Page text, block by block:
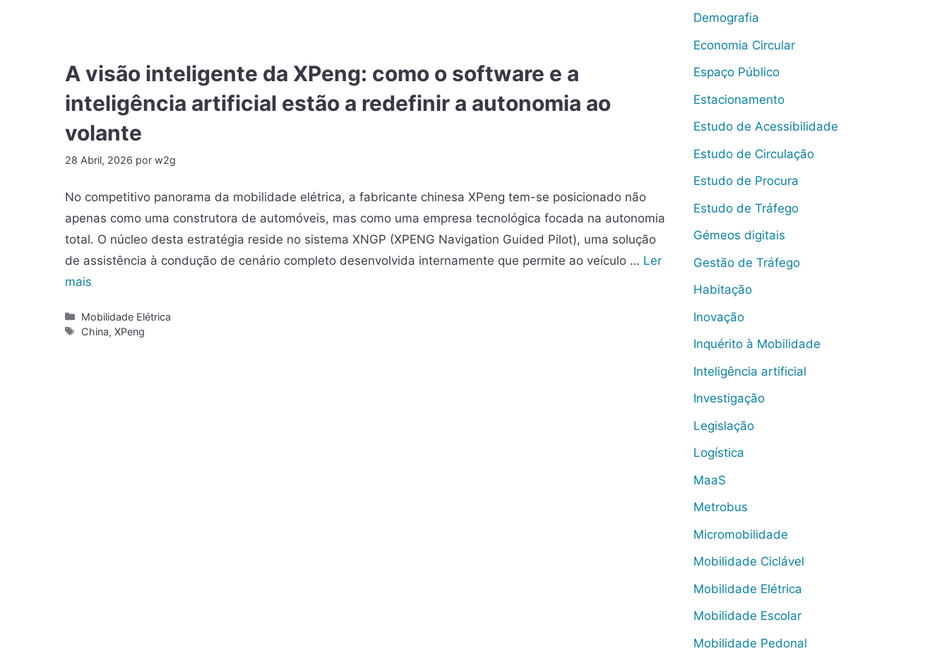
A visão inteligente da XPeng: como o software e a
inteligência artificial estão a redefinir a autonomia ao
volante
28 Abril, 2026 por w2g
No competitivo panorama da mobilidade elétrica, a fabricante chinesa XPeng tem-se posicionado não
apenas como uma construtora de automóveis, mas como uma empresa tecnológica focada na autonomia
total. O núcleo desta estratégia reside no sistema XNGP (XPENG Navigation Guided Pilot), uma solução
de assistência à condução de cenário completo desenvolvida internamente que permite ao veículo … Ler
mais
Mobilidade Elétrica
China,XPeng
Demografia
Economia Circular
Espaço Público
Estacionamento
Estudo de Acessibilidade
Estudo de Circulação
Estudo de Procura
Estudo de Tráfego
Gémeos digitais
Gestão de Tráfego
Habitação
Inovação
Inquérito à Mobilidade
Inteligência artificial
Investigação
Legislação
Logística
MaaS
Metrobus
Micromobilidade
Mobilidade Ciclável
Mobilidade Elétrica
Mobilidade Escolar
Mobilidade Pedonal